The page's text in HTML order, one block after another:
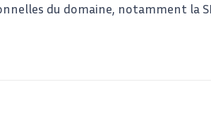
du domaine, notamment la